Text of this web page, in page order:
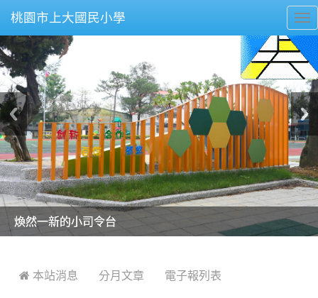
桃園市上大國民小學
美麗的操場是我們活力的來源
美麗的操場是我們活力的來源
煥然一新的小司令台
煥然一新的小司令台
富含桃園埤塘田園風光意象的中廊
富含桃園埤塘田園風光意象的中廊
嶄新的中庭廣場
嶄新的中庭廣場
水生池生生不息
水生池生生不息
 本站消息 分月文章 電子報列表